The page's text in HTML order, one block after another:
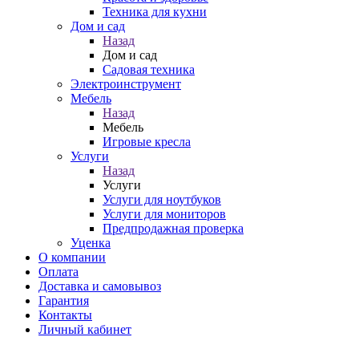
Техника для кухни
Дом и сад
Назад
Дом и сад
Садовая техника
Электроинструмент
Мебель
Назад
Мебель
Игровые кресла
Услуги
Назад
Услуги
Услуги для ноутбуков
Услуги для мониторов
Предпродажная проверка
Уценка
О компании
Оплата
Доставка и самовывоз
Гарантия
Контакты
Личный кабинет